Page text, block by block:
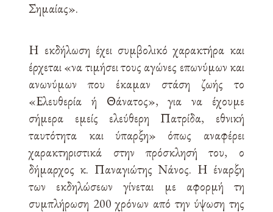
Σημαίας».
Η εκδήλωση έχει συμβολικό χαρακτήρα και
έρχεται «να τιμήσει τους αγώνες επωνύμων και
ανωνύμων που έκαμαν στάση ζωής το
«Ελευθερία ή Θάνατος», για να έχουμε
σήμερα εμείς ελεύθερη Πατρίδα, εθνική
ταυτότητα και ύπαρξη» όπως αναφέρει
χαρακτηριστικά στην πρόσκλησή του, ο
δήμαρχος κ. Παναγιώτης Νάνος. Η έναρξη
των εκδηλώσεων γίνεται με αφορμή τη
συμπλήρωση 200 χρόνων από την ύψωση της